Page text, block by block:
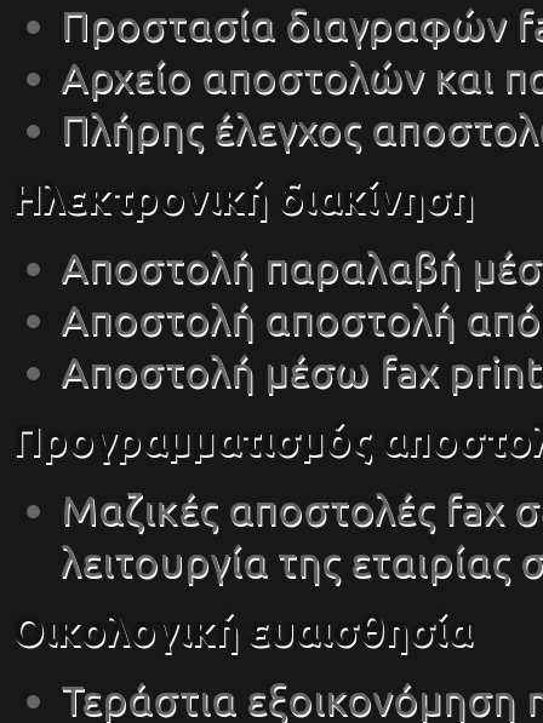
Προστασία διαγραφών
Αρχείο αποστολών και
Πλήρης έλεγχος
Ηλεκτρονική διακίνηση
Αποστολή παραλαβή
Αποστολή αποστολή
Αποστολή μέσω fax
Προγραμματισμός
Μαζικές αποστολές fax
λειτουργία της εταιρίας
Οικολογική ευαισθησία
Τεράστια εξοικονόμηση